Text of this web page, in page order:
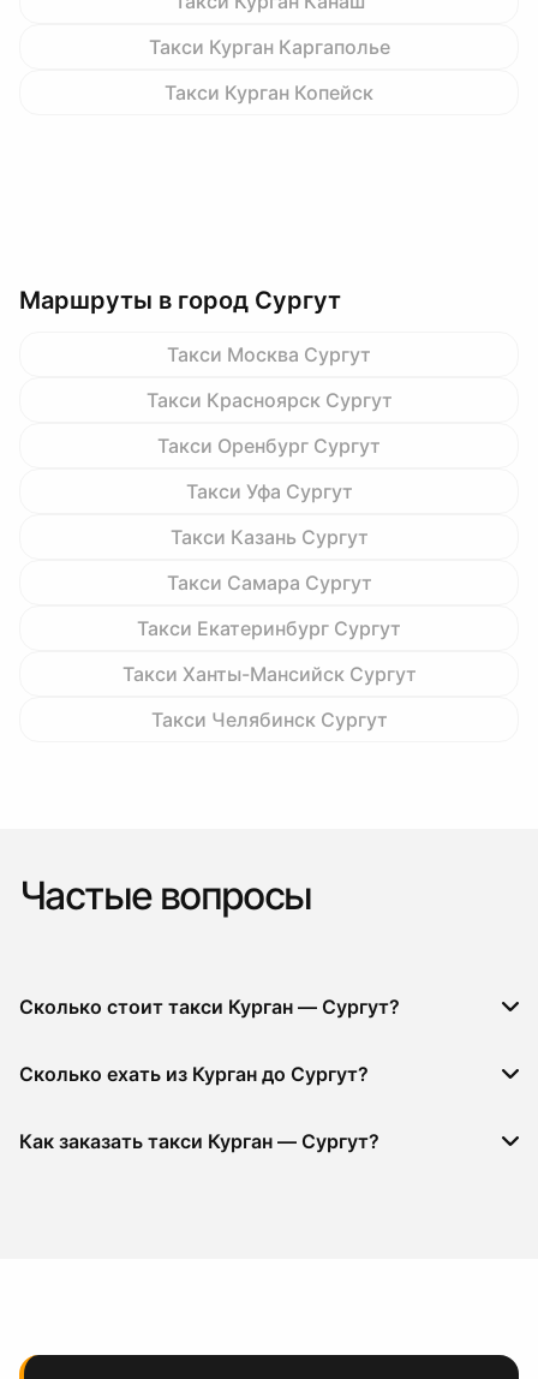
Такси Курган Каргаполье
Такси Курган Копейск
Маршруты в город Сургут
Такси Москва Сургут
Такси Красноярск Сургут
Такси Оренбург Сургут
Такси Уфа Сургут
Такси Казань Сургут
Такси Самара Сургут
Такси Екатеринбург Сургут
Такси Ханты-Мансийск Сургут
Такси Челябинск Сургут
Частые вопросы
Сколько стоит такси Курган — Сургут?
Сколько ехать из Курган до Сургут?
Как заказать такси Курган — Сургут?